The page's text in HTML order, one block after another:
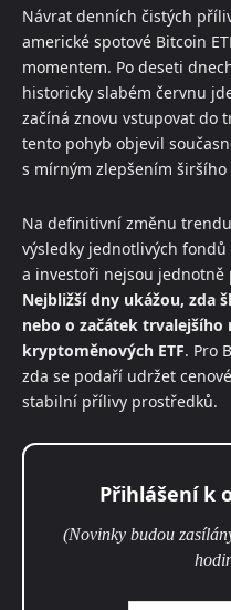
Návrat denních čistých
americké spotové Bitcoin
momentem. Po deseti
historicky slabém červnu
začíná znovu vstupovat do
tento pohyb objevil
s mírným zlepšením
Na definitivní změnu
výsledky jednotlivých
a investoři nejsou
Nejbližší dny ukážou, zda
nebo o začátek
kryptoměnových ETF. Pro
zda se podaří udržet
stabilní přílivy prostředků.
Přihlášení k
(Novinky budou